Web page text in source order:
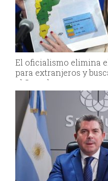
El oficialismo elimina
para extranjeros y
el Senado